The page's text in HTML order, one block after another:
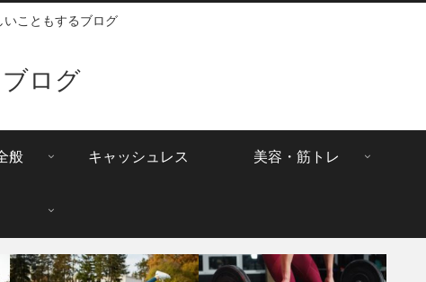
こともするブログ
ログ
般 キャッシュレス 美容・筋トレ